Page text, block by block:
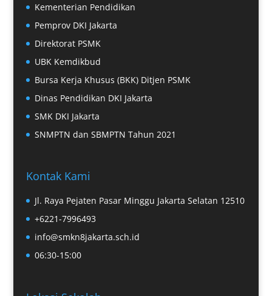
Kementerian Pendidikan
Pemprov DKI Jakarta
Direktorat PSMK
UBK Kemdikbud
Bursa Kerja Khusus (BKK) Ditjen PSMK
Dinas Pendidikan DKI Jakarta
SMK DKI Jakarta
SNMPTN dan SBMPTN Tahun 2021
Kontak Kami
Jl. Raya Pejaten Pasar Minggu Jakarta Selatan 12510
+6221-7996493
info@smkn8jakarta.sch.id
06:30-15:00